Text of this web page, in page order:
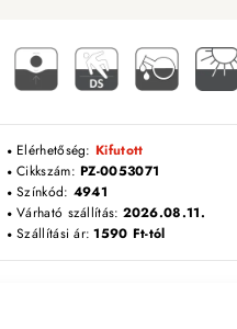
Elérhetőség:Kifutott
Cikkszám:PZ-0053071
Színkód: 4941
Várható szállítás: 2026.08.11.
Szállítási ár: 1590 Ft-tól